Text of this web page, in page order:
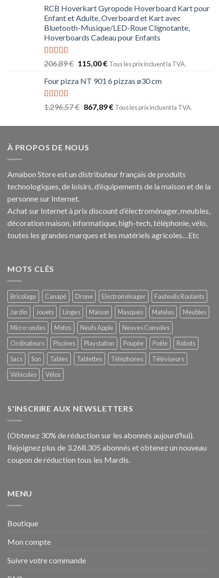
RCB Hoverkart Gyropode Hoverboard Kart pour
Enfant et Adulte, Overboard et Kart avec
Bluetooth-Musique/LED-Roue Clignotante,
Hoverboards Cadeau pour Enfants
Note5.00
sur 5
206,89€ 115,00€ Tous les prix incluent la TVA.
Four pizza NT 901 6 pizzas ø30 cm
Note5.00
1.296,57€ 867,89€ Tous les prix incluent la TVA.
À PROPOS DE NOUS
Amabon Store est un distributeur français de produits
technologiques, de loisirs, d’équipements de la maison et de la
personne sur Internet.
Achat sur Internet à prix discount d’électroménager, meubles,
décoration maison, informatique, high-tech , téléphonie, vélo,
toutes les grandes marques et les matériels agricoles…Etc
MOTS CLÉS
Bricolage Canapé Drone Electroménager
Fauteuils Roulants
Jardin
Jouets Linges Maison Masques Matelas
Meubles
Micro-ondes
Motos Neufs Apple
Neuves Consoles
Ordinateurs
Piscines Playstation Poupée Poêle
Robots
Sacs
Son Tables Tablettes Téléphones
Téléviseurs
Véhicules
Vélos
S'INSCRIRE AUX NEWSLETTERS
(Obtenez 30% de réduction sur les abonnés aujourd’hui).
Rejoignez plus de 3.268.305 abonnés et obtenez un nouveau
coupon de réduction tous les Mardis.
MENU
Boutique
Mon compte
Suivre votre commande